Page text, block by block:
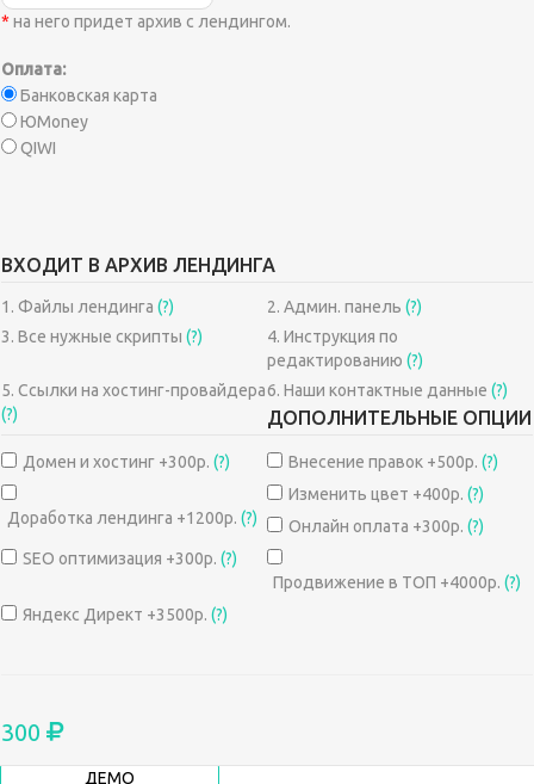
* на него придет архив с лендингом.
Оплата:
Банковская карта
ЮMoney
QIWI
ВХОДИТ В АРХИВ ЛЕНДИНГА
1. Файлы лендинга (?) 2. Админ. панель (?)
3. Все нужные скрипты (?)
4. Инструкция по
редактированию (?)
5. Ссылки на хостинг-провайдера
(?)
6. Наши контактные данные (?)
ДОПОЛНИТЕЛЬНЫЕ ОПЦИИ
Домен и хостинг +300р. (?) Внесение правок +500р. (?)
Доработка лендинга +1200р. (?)
Изменить цвет +400р. (?)
Онлайн оплата +300р. (?)
SEO оптимизация +300р. (?)
Продвижение в ТОП +4000р. (?)
Яндекс Директ +3500р. (?)
300
ДЕМО